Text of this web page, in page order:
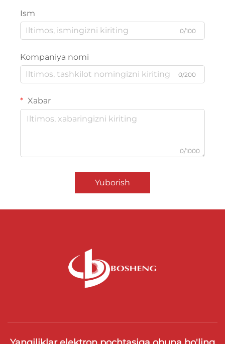
Ism
0/100
Kompaniya nomi
0/200
Xabar
0/1000
Yuborish